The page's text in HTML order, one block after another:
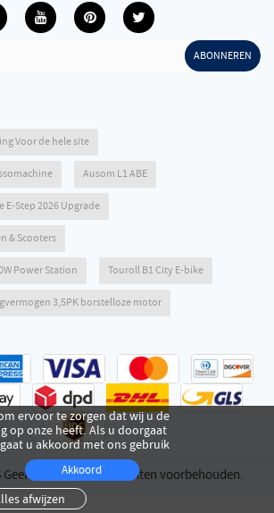
ABONNEREN
ervoor te zorgen dat wij u de
op onze heeft. Als u doorgaat
u akkoord met ons gebruik
Akkoord
afwijzen
Voor de hele site
Ausom L1 ABE
E-Step 2026 Upgrade
& Scooters
Power Station Touroll B1 City E-bike
3,5PK borstelloze motor
alle rechten voorbehouden.